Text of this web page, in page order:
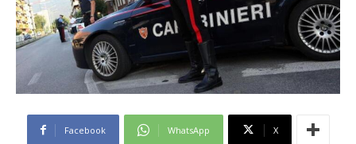
Facebook WhatsApp X